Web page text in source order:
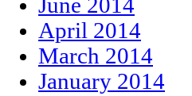
April 2014
March 2014
January 2014